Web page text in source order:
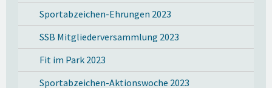
Sportabzeichen-Ehrungen 2023
SSB Mitgliederversammlung 2023
Fit im Park 2023
Sportabzeichen-Aktionswoche 2023